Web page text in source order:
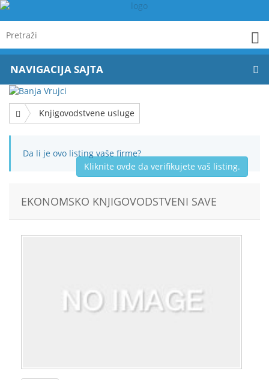
NAVIGACIJA SAJTA
Knjigovodstvene usluge
Da li je ovo listing vaše firme?
Kliknite ovde da verifikujete vaš listing.
EKONOMSKO KNJIGOVODSTVENI SAVE